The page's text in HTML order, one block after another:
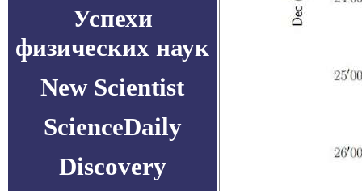
Успехи
физических наук
New Scientist
ScienceDaily
Discovery